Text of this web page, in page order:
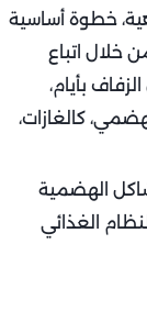
خطوة أساسية
خلال اتباع
بأيام،
كالغازات،
الهضمية
الغذائي